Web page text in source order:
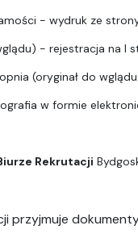
- wydruk ze
- rejestracja na I
(oryginał do
w formie
Rekrutacji
przyjmuje